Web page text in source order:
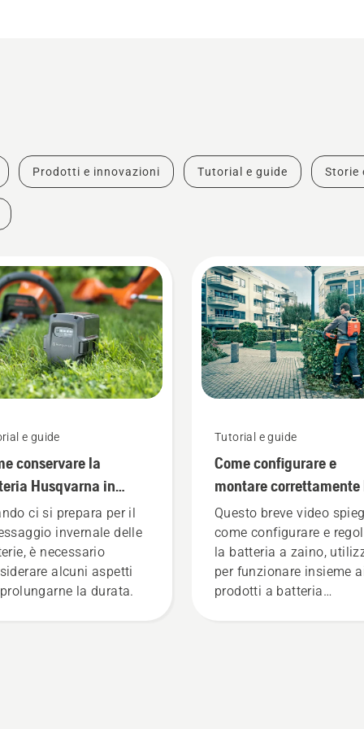
Prodotti e innovazioni Tutorial e guide Storie
e guide
conservare la
Husqvarna in
ci si prepara per il
invernale delle
è necessario
alcuni aspetti
la durata.
Tutorial e guide
Come configurare e
montare correttamente
batteria a zaino
Questo breve video
come configurare e
la batteria a zaino,
per funzionare insieme
prodotti a batteria